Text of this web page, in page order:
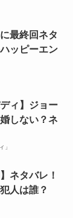
最終回ネタ
ッピーエン
ィ】ジョー
しない？ネ
」
ネタバレ！
人は誰？